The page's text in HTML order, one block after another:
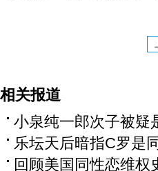
相关报道
小泉纯一郎次子被疑
乐坛天后暗指C罗是
回顾美国同性恋维权